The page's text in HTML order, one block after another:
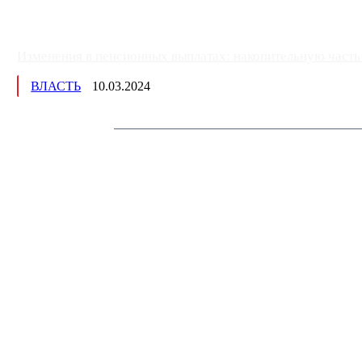
ВЛАСТЬ 10.03.2024